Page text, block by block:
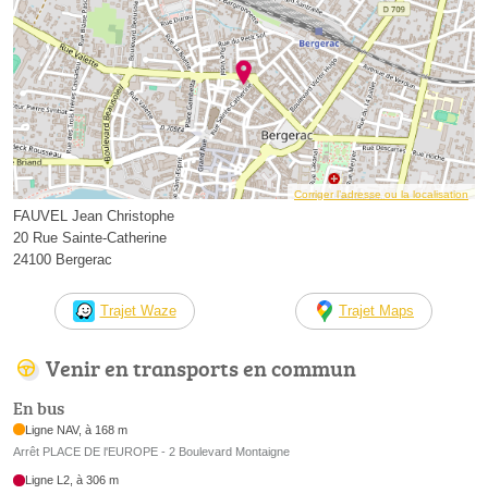
Corriger l’adresse ou la localisation
FAUVEL Jean Christophe
20 Rue Sainte-Catherine
24100 Bergerac
Trajet Waze Trajet Maps
Venir en transports en commun
En bus
Ligne NAV, à 168 m
Arrêt PLACE DE l'EUROPE - 2 Boulevard Montaigne
Ligne L2, à 306 m